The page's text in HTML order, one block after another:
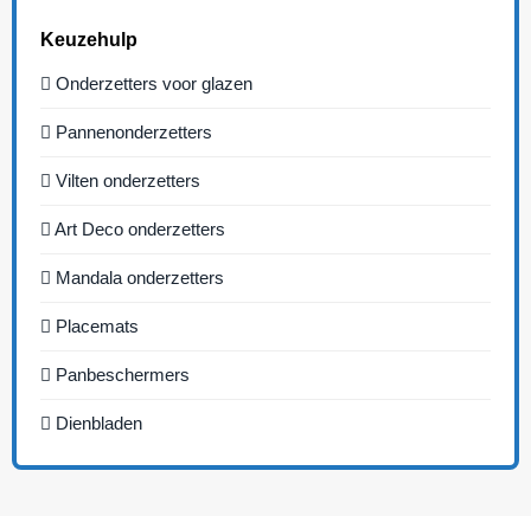
Keuzehulp
Onderzetters voor glazen
Pannenonderzetters
Vilten onderzetters
Art Deco onderzetters
Mandala onderzetters
Placemats
Panbeschermers
Dienbladen